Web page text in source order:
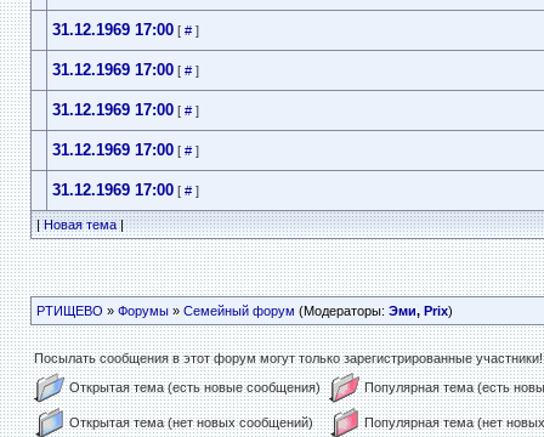
31.12.1969 17:00[ #]
31.12.1969 17:00[ #]
31.12.1969 17:00[ #]
31.12.1969 17:00[ #]
31.12.1969 17:00[ #]
|Новая тема|
РТИЩЕВО » Форумы» Семейный форум (Модераторы: Эми, Prix)
Посылать сообщения в этот форум могут только зарегистрированные участники!
Открытая тема (есть новые сообщения)
Популярная тема (есть
Открытая тема (нет новых сообщений) Популярная тема (нет